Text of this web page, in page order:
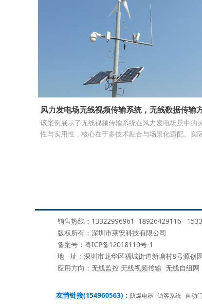
风力发电场无线视频传输系统，无线数据传输
该案例展示了无线视频传输系统在风力发电场景中的
性与实用性，核心在于多技术融合与场景化适配。实
友情链接(154960563)： 防爆电器 访客系统 自动门
销售热线：13322996961 18926429116
版权所有：深圳市莱安科技有限公司
备案号： 粤ICP备12018110号-1
地 址：深圳市龙华区福城街道新塘村8号源创
应用方向：无线监控 无线视频传输 无线自组